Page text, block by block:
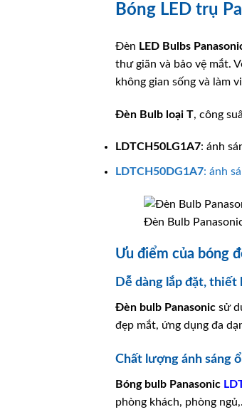
Bóng LED trụ
Đèn LED Bulbs
thư giãn và bảo vệ mắt.
không gian sống và làm
Đèn Bulb loại T, công
LDTCH50LG1A7: ánh
LDTCH50DG1A7: ánh
Đèn Bulb
Ưu điểm của bóng
Dễ dàng lắp đặt, thiết
Đèn bulb Panasonic sử
đẹp mắt, ứng dụng đa
Chất lượng ánh sáng
Bóng bulb Panasonic
phòng khách, phòng